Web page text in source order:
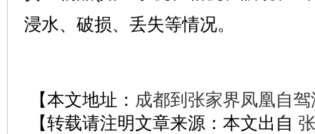
浸水、破损、丢失等情况。
【本文地址： 成都到张家界凤凰自
【转载请注明文章来源：本文出自